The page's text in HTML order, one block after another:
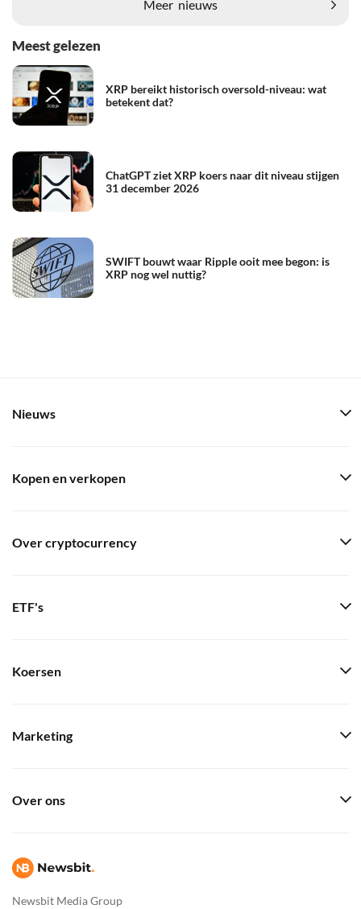
Meer nieuws
Meest gelezen
XRP bereikt historisch oversold-niveau: wat
betekent dat?
ChatGPT ziet XRP koers naar dit niveau stijgen
31 december 2026
SWIFT bouwt waar Ripple ooit mee begon: is
XRP nog wel nuttig?
Newsbit Media Group
Nieuws
Kopen en verkopen
Over cryptocurrency
ETF's
Koersen
Marketing
Over ons